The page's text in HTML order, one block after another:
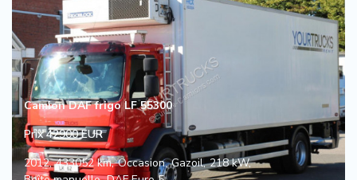
Camion DAF frigo LF 55300
Prix 42900 EUR
2012 433052 km Occasion Gazoil 218 kW